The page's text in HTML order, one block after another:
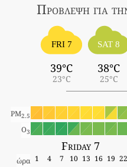
Πρόβλεψη για
FRI 7
39°C
23°C
SAT 8
38°C
25°C
PM2.5
O3
Friday 7
ώρα 1 4 7 10 13 16 19 22